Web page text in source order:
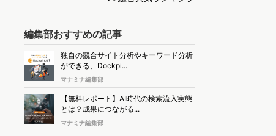
編集部おすすめの記事
独自の競合サイト分析やキーワード分析
ができる、Dockpi...
マナミナ編集部
【無料レポート】AI時代の検索流入実態
とは？成果につながる...
マナミナ編集部